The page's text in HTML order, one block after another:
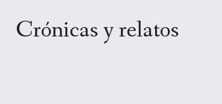
Crónicas y relatos